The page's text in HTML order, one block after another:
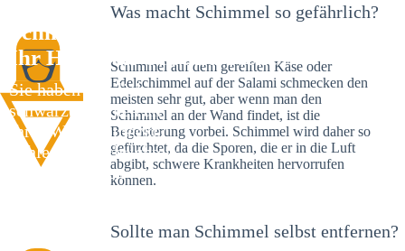
Schimmelexperte in Espachweiler –
Ihr Helfer an Ort und Stelle
Sie haben kürzlich
schwarze Flecken an
Ihrer Wand entdeckt?
Schlechte Nachrichten:
Sie haben einen
Was macht Schimmel so gefährlich?
Schimmel auf dem gereiften Käse oder
Edelschimmel auf der Salami schmecken den
meisten sehr gut, aber wenn man den
Schimmel an der Wand findet, ist die
Begeisterung vorbei. Schimmel wird daher so
gefürchtet, da die Sporen, die er in die Luft
abgibt, schwere Krankheiten hervorrufen
können.
Sollte man Schimmel selbst entfernen?